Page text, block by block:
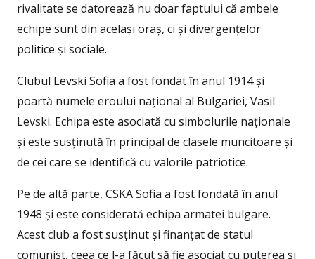
rivalitate se datorează nu doar faptului că ambele
echipe sunt din același oraș, ci și divergențelor
politice și sociale.
Clubul Levski Sofia a fost fondat în anul 1914 și
poartă numele eroului național al Bulgariei, Vasil
Levski. Echipa este asociată cu simbolurile naționale
și este susținută în principal de clasele muncitoare și
de cei care se identifică cu valorile patriotice.
Pe de altă parte, CSKA Sofia a fost fondată în anul
1948 și este considerată echipa armatei bulgare.
Acest club a fost susținut și finanțat de statul
comunist, ceea ce l-a făcut să fie asociat cu puterea și